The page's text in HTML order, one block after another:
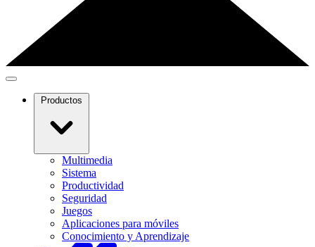
Productos
Multimedia
Sistema
Productividad
Seguridad
Juegos
Aplicaciones para móviles
Conocimiento y Aprendizaje